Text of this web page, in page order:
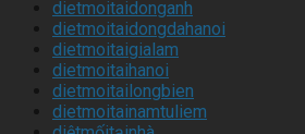
dietmoitaidonganh
dietmoitaidongdahanoi
dietmoitaigialam
dietmoitaihanoi
dietmoitailongbien
dietmoitainamtuliem